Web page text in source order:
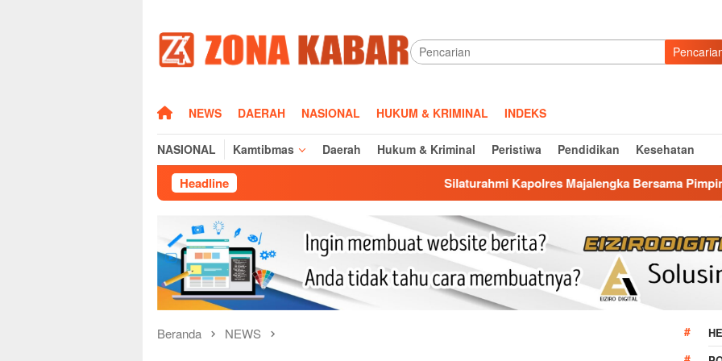
konten
HOMENEWS DAERAH NASIONAL HUKUM & KRIMINAL INDEKS
NASIONAL Kamtibmas Daerah Hukum & Kriminal Peristiwa Pendidikan Kesehatan
Headline Silaturahmi Kapolres Majalengka Bersama Pimpinan DPRD, Bangun
Beranda NEWS